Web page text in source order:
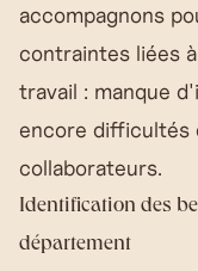
accompagnons
contraintes liées
travail : manque
encore difficultés
collaborateurs.
Identification des
département